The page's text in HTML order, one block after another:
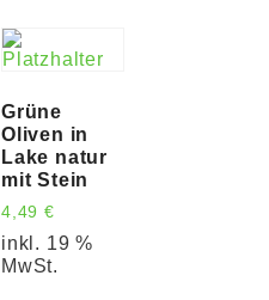
Grüne
Oliven in
Lake natur
mit Stein
4,49 €
inkl. 19 %
MwSt.